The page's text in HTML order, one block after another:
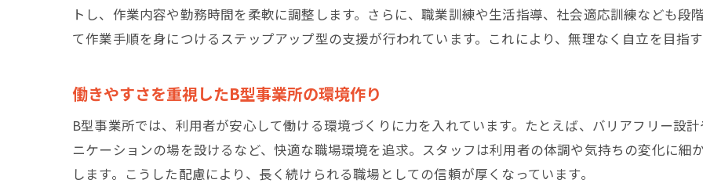
堺市のB型事業所が果たす地域貢献の重要性
B型事業所の役割と就労支援B型の違いを比較
求人情報から読み解くB型事業所の需要
堺市のB型事業所が選ばれる理由とその価値
社会参加を支えるB型事業所の特徴とは
トし、作業内容や勤務時間を柔軟に調整します。さらに、職業訓練や生活指導、社会適応訓練なども段
て作業手順を身につけるステップアップ型の支援が行われています。これにより、無理なく自立を目指す
働きやすさを重視したB型事業所の環境作り
B型事業所では、利用者が安心して働ける環境づくりに力を入れています。たとえば、バリアフリー設
ニケーションの場を設けるなど、快適な職場環境を追求。スタッフは利用者の体調や気持ちの変化に細
します。こうした配慮により、長く続けられる職場としての信頼が厚くなっています。